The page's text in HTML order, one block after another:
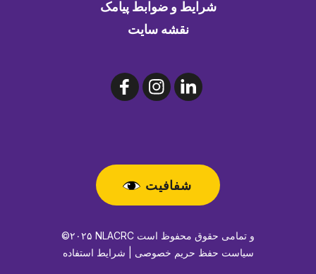
شرایط و ضوابط پیامک
نقشه سایت
شفافیت
©۲۰۲۵ NLACRC و تمامی حقوق محفوظ است
سیاست حفظ حریم خصوصی | شرایط استفاده